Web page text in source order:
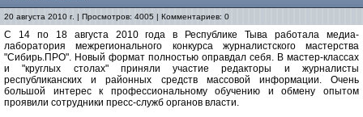
20 августа 2010 г. | Просмотров: 4005 | Комментариев: 0
С 14 по 18 августа 2010 года в Республике Тыва работала медиа-
лаборатория межрегионального конкурса журналистского мастерства
"Сибирь.ПРО". Новый формат полностью оправдал себя. В мастер-классах
и "круглых столах" приняли участие редакторы и журналисты
республиканских и районных средств массовой информации. Очень
большой интерес к профессиональному обучению и обмену опытом
проявили сотрудники пресс-служб органов власти.